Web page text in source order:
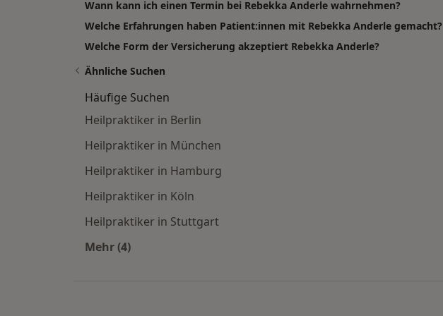
Wann kann ich einen Termin bei Rebekka Anderle wahrnehmen?
Welche Erfahrungen haben Patient:innen mit Rebekka Anderle gemacht?
Welche Form der Versicherung akzeptiert Rebekka Anderle?
Ähnliche Suchen
Häufige Suchen
Heilpraktiker in Berlin
Heilpraktiker in München
Heilpraktiker in Hamburg
Heilpraktiker in Köln
Heilpraktiker in Stuttgart
Mehr (4)